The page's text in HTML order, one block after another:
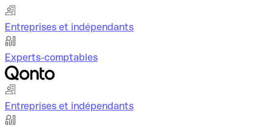
Entreprises et indépendants
Experts-comptables
Entreprises et indépendants